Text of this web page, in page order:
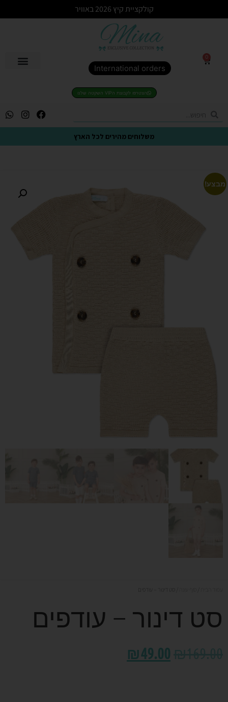
קולקציית קיץ 2026 באוויר
0
International orders
הצטרפו לקבוצת הVIP השקטה שלנו
משלוחים מהירים לכל הארץ
מבצע!
סט דינור – עודפים
₪49.00